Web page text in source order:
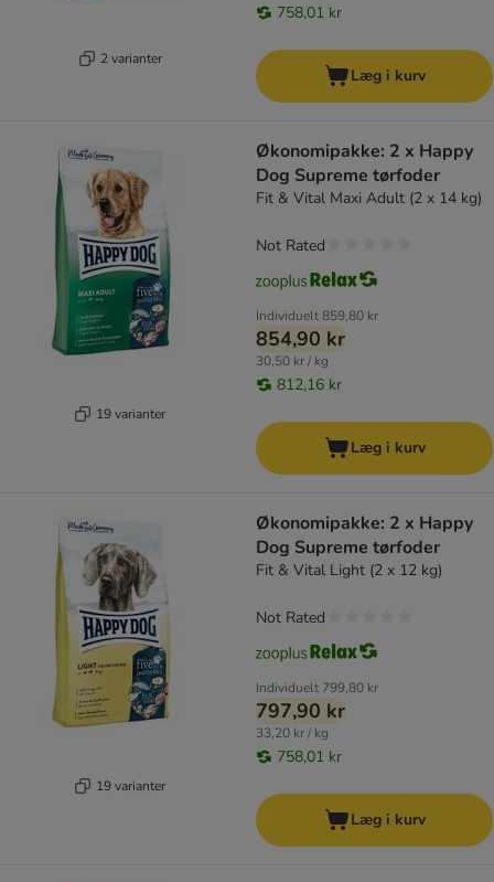
2 varianter
758,01 kr
Læg i kurv
19 varianter
Økonomipakke: 2 x Happy
Dog Supreme tørfoder
Fit & Vital Maxi Adult (2 x 14 kg)
Individuelt859,80 kr
854,90 kr
30,50 kr / kg
812,16 kr
Not Rated
Læg i kurv
19 varianter
Økonomipakke: 2 x Happy
Dog Supreme tørfoder
Fit & Vital Light (2 x 12 kg)
Individuelt 799,80 kr
797,90 kr
33,20 kr / kg
758,01 kr
Not Rated
Læg i kurv